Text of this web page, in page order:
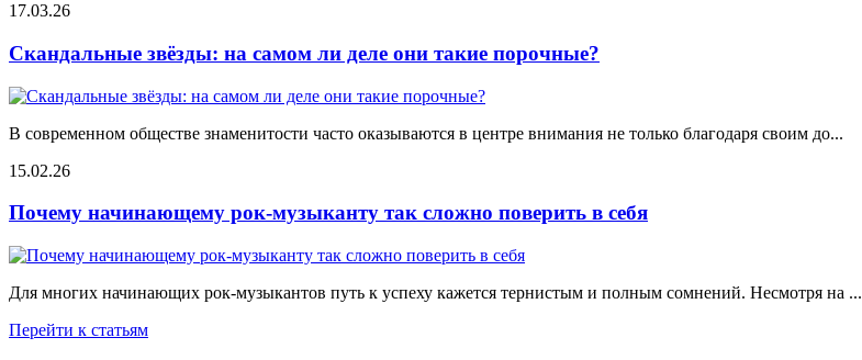
17.03.26
Скандальные звёзды: на самом ли деле они такие порочные?
В современном обществе знаменитости часто оказываются в центре внимания не только благодаря своим до...
15.02.26
Почему начинающему рок-музыканту так сложно поверить в себя
Для многих начинающих рок-музыкантов путь к успеху кажется тернистым и полным сомнений. Несмотря на ...
Перейти к статьям